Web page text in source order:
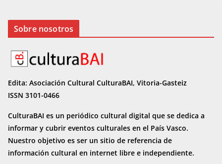
Sobre nosotros
Edita: Asociación Cultural CulturaBAI, Vitoria-Gasteiz
ISSN 3101-0466
CulturaBAI es un periódico cultural digital que se dedica a
informar y cubrir eventos culturales en el País Vasco.
Nuestro objetivo es ser un sitio de referencia de
información cultural en internet libre e independiente.